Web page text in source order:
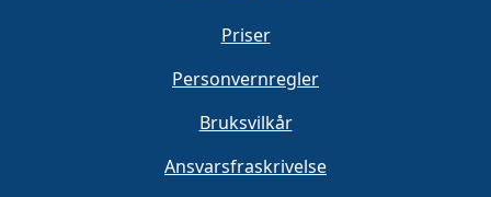
Priser
Personvernregler
Bruksvilkår
Ansvarsfraskrivelse